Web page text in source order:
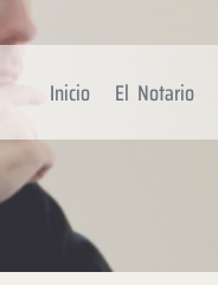
Inicio El Notario